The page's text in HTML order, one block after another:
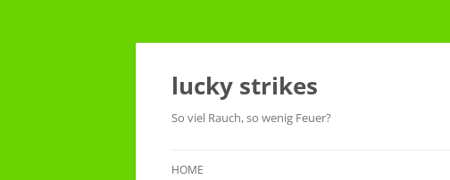
Skip
content
lucky strikes
So viel Rauch, so wenig Feuer?
HOME